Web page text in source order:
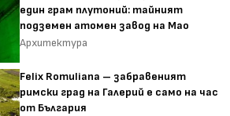
един грам плутоний: тайният
подземен атомен завод на Мао
Архитектура
Felix Romuliana – забравеният
римски град на Галерий е само на час
от България